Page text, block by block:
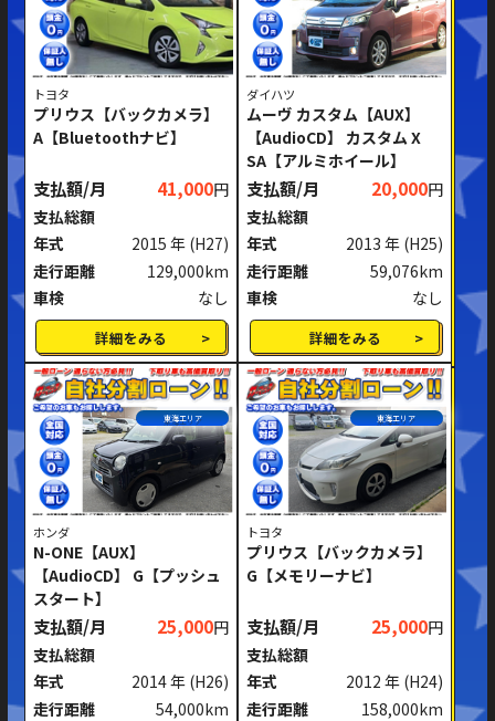
修復歴あり
MT
ハンドル
右ハンドル
閉じる
トヨタ
プリウス【バックカメラ】
A【Bluetoothナビ】
支払額/月 41,000円
支払総額
年式
2015 年 (H27)
走行距離
129,000km
車検
なし
詳細をみる
ダイハツ
ムーヴ カスタム【AUX】
【AudioCD】 カスタム X
SA【アルミホイール】
支払額/月 20,000円
支払総額
年式
2013 年 (H25)
走行距離
59,076km
車検
なし
詳細をみる
東海エリア
ホンダ
N-ONE【AUX】
【AudioCD】 G【プッシュ
スタート】
支払額/月 25,000円
支払総額
年式
2014 年 (H26)
走行距離
54,000km
東海エリア
トヨタ
プリウス【バックカメラ】
G【メモリーナビ】
支払額/月 25,000円
支払総額
年式
2012 年 (H24)
走行距離
158,000km